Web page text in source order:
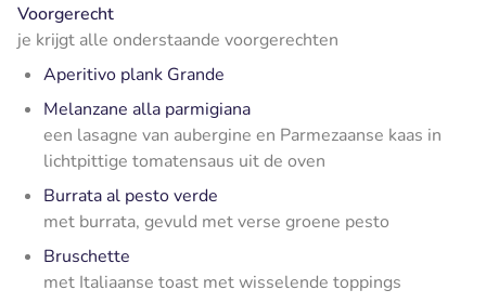
Voorgerecht
je krijgt alle onderstaande voorgerechten
Aperitivo plank Grande
Melanzane alla parmigiana
een lasagne van aubergine en Parmezaanse kaas in
lichtpittige tomatensaus uit de oven
Burrata al pesto verde
met burrata, gevuld met verse groene pesto
Bruschette
met Italiaanse toast met wisselende toppings